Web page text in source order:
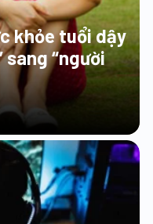
khỏe tuổi dậy
sang “người